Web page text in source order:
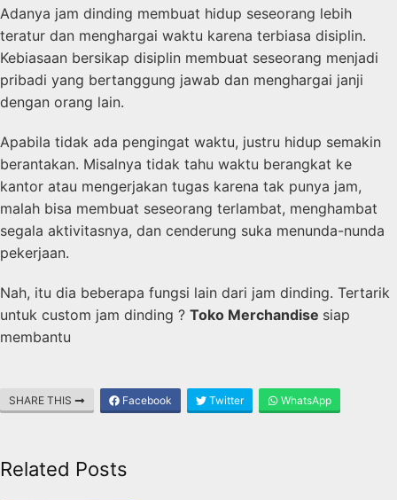
Adanya jam dinding membuat hidup seseorang lebih
teratur dan menghargai waktu karena terbiasa disiplin.
Kebiasaan bersikap disiplin membuat seseorang menjadi
pribadi yang bertanggung jawab dan menghargai janji
dengan orang lain.
Apabila tidak ada pengingat waktu, justru hidup semakin
berantakan. Misalnya tidak tahu waktu berangkat ke
kantor atau mengerjakan tugas karena tak punya jam,
malah bisa membuat seseorang terlambat, menghambat
segala aktivitasnya, dan cenderung suka menunda-nunda
pekerjaan.
Nah, itu dia beberapa fungsi lain dari jam dinding. Tertarik
untuk custom jam dinding ? Toko Merchandise siap
membantu
SHARE THIS Facebook Twitter WhatsApp
Related Posts